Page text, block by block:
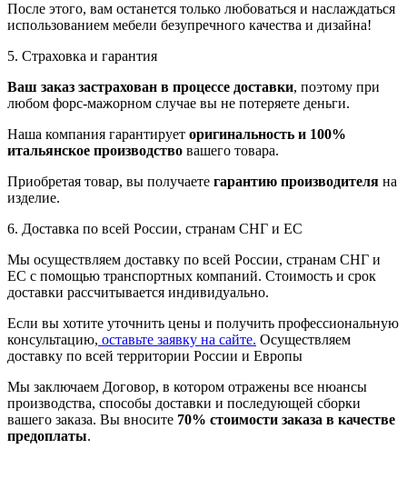
После этого, вам останется только любоваться и наслаждаться
использованием мебели безупречного качества и дизайна!
5. Страховка и гарантия
Ваш заказ застрахован в процессе доставки, поэтому при
любом форс-мажорном случае вы не потеряете деньги.
Наша компания гарантирует оригинальность и 100%
итальянское производство вашего товара.
Приобретая товар, вы получаете гарантию производителя на
изделие.
6. Доставка по всей России, странам СНГ и ЕС
Мы осуществляем доставку по всей России, странам СНГ и
ЕС с помощью транспортных компаний. Стоимость и срок
доставки рассчитывается индивидуально.
Если вы хотите уточнить цены и получить профессиональную
консультацию, оставьте заявку на сайте. Осуществляем
доставку по всей территории России и Европы
Мы заключаем Договор, в котором отражены все нюансы
производства, способы доставки и последующей сборки
вашего заказа. Вы вносите 70% стоимости заказа в качестве
предоплаты.